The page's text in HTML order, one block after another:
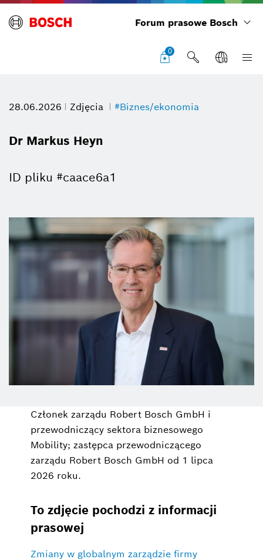
Forum prasowe Bosch
0
28.06.2026 Zdjęcia #Biznes/ekonomia
Dr Markus Heyn
ID pliku #caace6a1
Członek zarządu Robert Bosch GmbH i
przewodniczący sektora biznesowego
Mobility; zastępca przewodniczącego
zarządu Robert Bosch GmbH od 1 lipca
2026 roku.
To zdjęcie pochodzi z informacji
prasowej
Zmiany w globalnym zarządzie firmy